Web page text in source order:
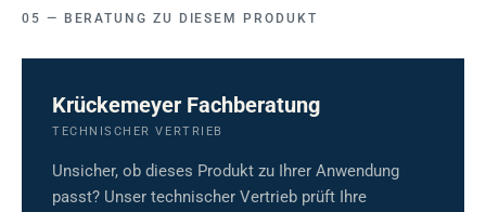
BERATUNG ZU DIESEM PRODUKT
Krückemeyer Fachberatung
TECHNISCHER VERTRIEB
Unsicher, ob dieses Produkt zu Ihrer Anwendung
passt? Unser technischer Vertrieb prüft Ihre